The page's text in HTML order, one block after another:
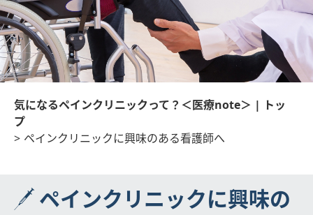
気になるペインクリニックって？＜医療note＞ | トッ
プ
> ペインクリニックに興味のある看護師へ
ペインクリニックに興味の